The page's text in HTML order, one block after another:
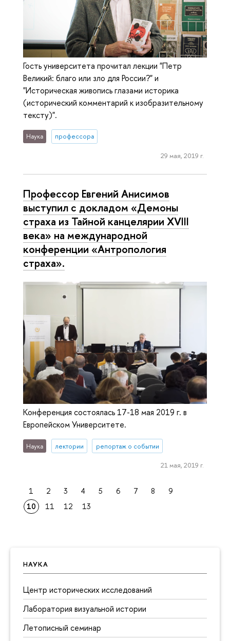
НАУКА
Центр исторических исследований
Лаборатория визуальной истории
Летописный семинар
Гость университета прочитал лекции "Петр
Великий: благо или зло для России?" и
"Историческая живопись глазами историка
(исторический комментарий к изобразительному
тексту)".
Наука профессора
29 мая, 2019 г.
Профессор Евгений Анисимов
выступил с докладом «Демоны
страха из Тайной канцелярии XVIII
века» на международной
конференции «Антропология
страха».
Конференция состоялась 17-18 мая 2019 г. в
Европейском Университете.
Наука лектории репортаж о событии
21 мая, 2019 г.
1 2 3 4 5 6 7 8
9
10
11 12 13